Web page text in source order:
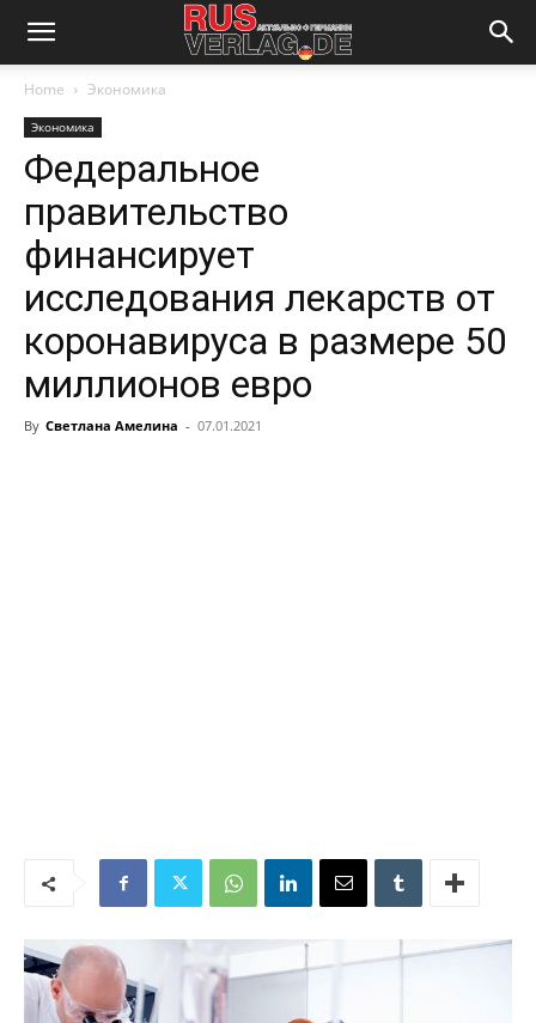
Home Экономика
Экономика
Федеральное
правительство
финансирует
исследования лекарств от
коронавируса в размере 50
миллионов евро
By Светлана Амелина - 07.01.2021